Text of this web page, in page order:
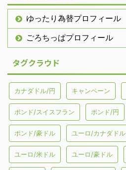
ゆったり為替プロフィール
ごろちっぱプロフィール
タグクラウド
カナダドル/円 キャンペーン
ポンド/スイスフラン ポンド/円
ポンド/豪ドル ユーロ/カナダドル
ユーロ/米ドル ユーロ/豪ドル